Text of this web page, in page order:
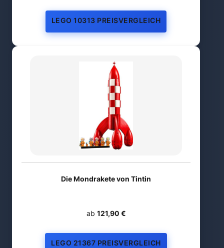
LEGO 10313 PREISVERGLEICH
Die Mondrakete von Tintin
ab 121,90 €
LEGO 21367 PREISVERGLEICH